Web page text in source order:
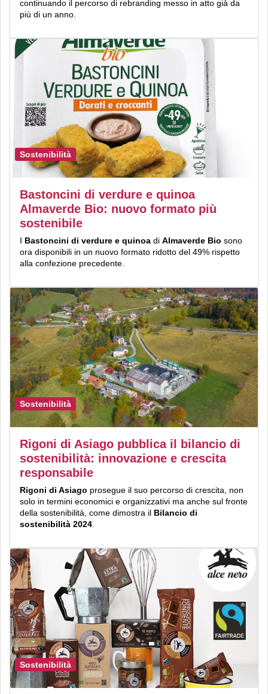
continuando il percorso di rebranding messo in atto già da
più di un anno.
Sostenibilità
Bastoncini di verdure e quinoa
Almaverde Bio: nuovo formato più
sostenibile
I Bastoncini di verdure e quinoa di Almaverde Bio sono
ora disponibili in un nuovo formato ridotto del 49% rispetto
alla confezione precedente.
Sostenibilità
Rigoni di Asiago pubblica il bilancio di
sostenibilità: innovazione e crescita
responsabile
Rigoni di Asiago prosegue il suo percorso di crescita, non
solo in termini economici e organizzativi ma anche sul fronte
della sostenibilità, come dimostra il Bilancio di
sostenibilità 2024
Sostenibilità